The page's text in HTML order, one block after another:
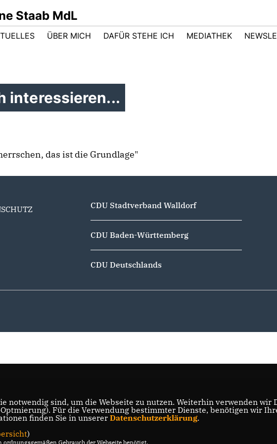
Staab MdL
ÜBER MICH DAFÜR STEHE ICH MEDIATHEK
interessieren...
das ist die Grundlage"
CDU Stadtverband Walldorf
CDU Baden-Württemberg
CDU Deutschlands
notwendig sind, um die Webseite zu nutzen. Weiterhin verwenden
Für die Verwendung bestimmter Dienste, benötigen wir
finden Sie in unserer Datenschutzerklärung.
)
Gebrauch der Webseite benötigt.